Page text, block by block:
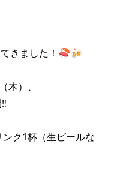
資料
きました！🍣🍻
）、
ク1杯（生ビールな